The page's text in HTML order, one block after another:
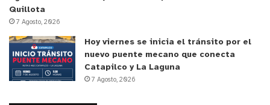
Quillota
7 Agosto, 2026
Hoy viernes se inicia el tránsito por el
nuevo puente mecano que conecta
Catapilco y La Laguna
7 Agosto, 2026